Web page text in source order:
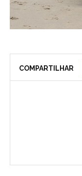
COMPARTILHAR